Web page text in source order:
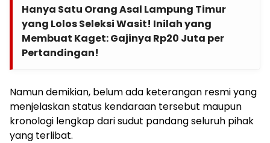
Hanya Satu Orang Asal Lampung Timur
yang Lolos Seleksi Wasit! Inilah yang
Membuat Kaget: Gajinya Rp20 Juta per
Pertandingan!
Namun demikian, belum ada keterangan resmi yang
menjelaskan status kendaraan tersebut maupun
kronologi lengkap dari sudut pandang seluruh pihak
yang terlibat.